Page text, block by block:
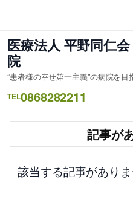
を
ス
キ
ッ
プ
医療法人 平野同仁
院
“患者様の幸せ第一主義”の病院を目
TEL0868282211
記事が
該当する記事がありま